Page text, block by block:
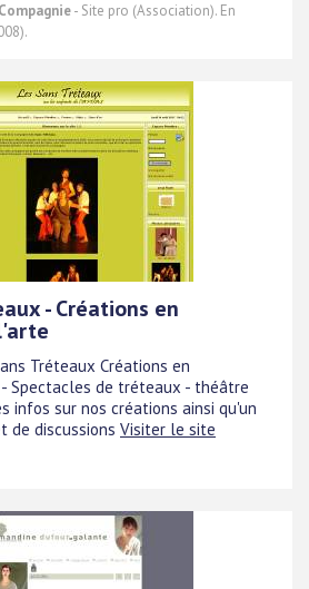
- Site pro (Association). En
- Créations en
Tréteaux Créations en
Spectacles de tréteaux - théâtre
infos sur nos créations ainsi qu'un
de discussions Visiter le site